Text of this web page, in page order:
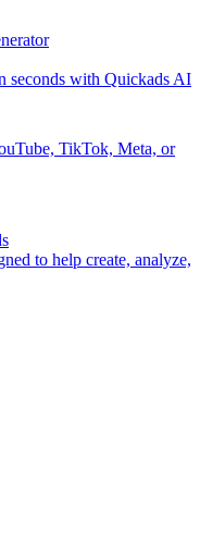
seconds with Quickads AI
TikTok, Meta, or
to help create, analyze,